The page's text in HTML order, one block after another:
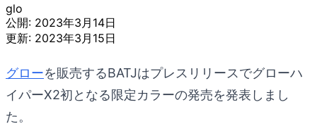
glo
公開: 2023年3月14日
更新: 2023年3月15日
グローを販売するBATJはプレスリリースでグローハ
イパーX2初となる限定カラーの発売を発表しまし
た。